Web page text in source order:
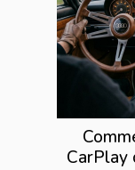
CarPlay